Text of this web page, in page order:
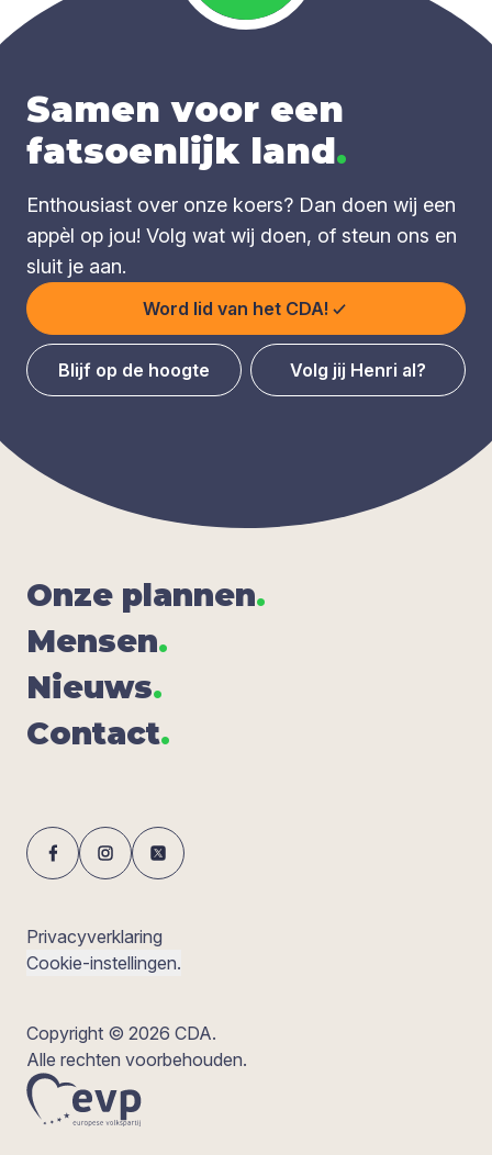
Samen voor een
fatsoenlijk land.
Enthousiast over onze koers? Dan doen wij een
appèl op jou! Volg wat wij doen, of steun ons en
sluit je aan.
Word lid van het CDA!
Blijf op de hoogte Volg jij Henri al?
Onze plan­nen.
Men­sen.
Nieuws.
Con­tact.
Privacyverklaring
Cookie-instellingen.
Copyright © 2026 CDA.
Alle rechten voorbehouden.